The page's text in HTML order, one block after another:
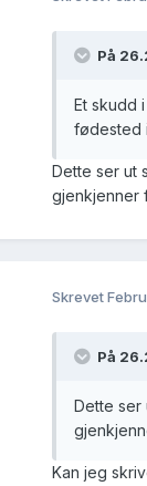
Lite
linjer vil
På
Et skudd
fødested
Dette ser ut
gjenkjenner
Skrevet
På
Dette ser
Kan jeg